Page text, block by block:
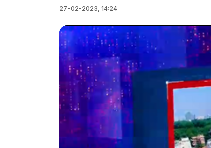
27-02-2023, 14:24